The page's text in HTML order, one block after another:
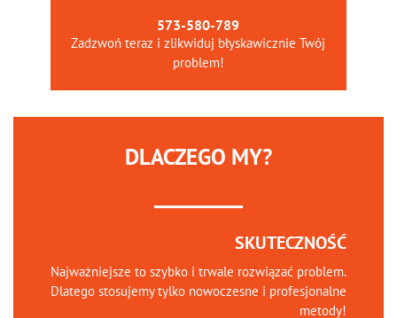
573-580-789
Zadzwoń teraz i zlikwiduj błyskawicznie Twój
problem!
DLACZEGO MY?
SKUTECZNOŚĆ
Najważniejsze to szybko i trwale rozwiązać problem.
Dlatego stosujemy tylko nowoczesne i profesjonalne
metody!